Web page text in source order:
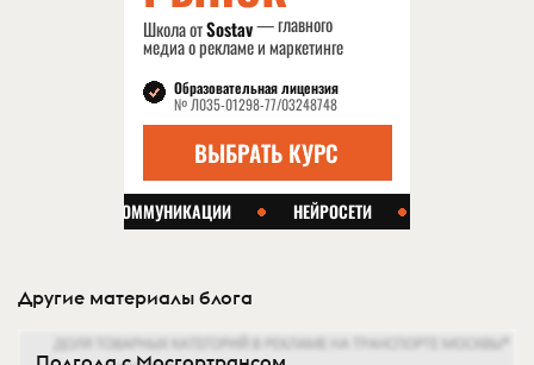
Другие материалы блога